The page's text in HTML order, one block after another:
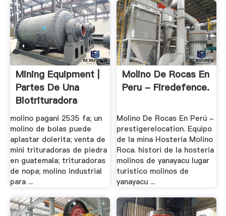
Mining Equipment |
Partes De Una
Biotrituradora
molino pagani 2535 fa; un
molino de bolas puede
aplastar dolerita; venta de
mini trituradoras de piedra
en guatemala; trituradoras
de nopa; molino industrial
para ...
Molino De Rocas En
Peru - Firedefence.
Molino De Rocas En Perú -
prestigerelocation. Equipo
de la mina Hosteria Molino
Roca. histori de la hosteria
molinos de yanayacu lugar
turistico molinos de
yanayacu ...